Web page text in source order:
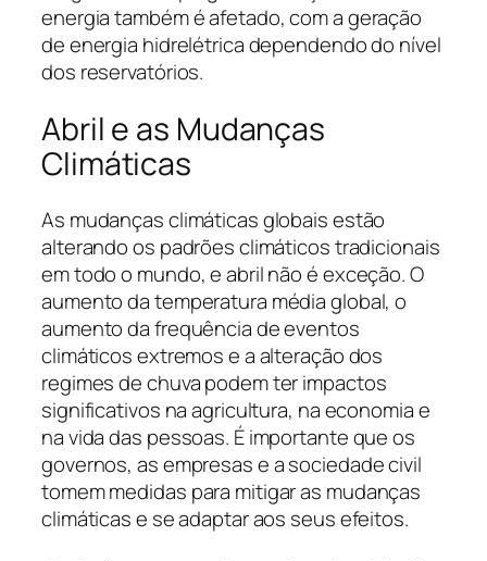
energia também é afetado, com a geração
de energia hidrelétrica dependendo do nível
dos reservatórios.
Abril e as Mudanças
Climáticas
As mudanças climáticas globais estão
alterando os padrões climáticos tradicionais
em todo o mundo, e abril não é exceção. O
aumento da temperatura média global, o
aumento da frequência de eventos
climáticos extremos e a alteração dos
regimes de chuva podem ter impactos
significativos na agricultura, na economia e
na vida das pessoas. É importante que os
governos, as empresas e a sociedade civil
tomem medidas para mitigar as mudanças
climáticas e se adaptar aos seus efeitos.